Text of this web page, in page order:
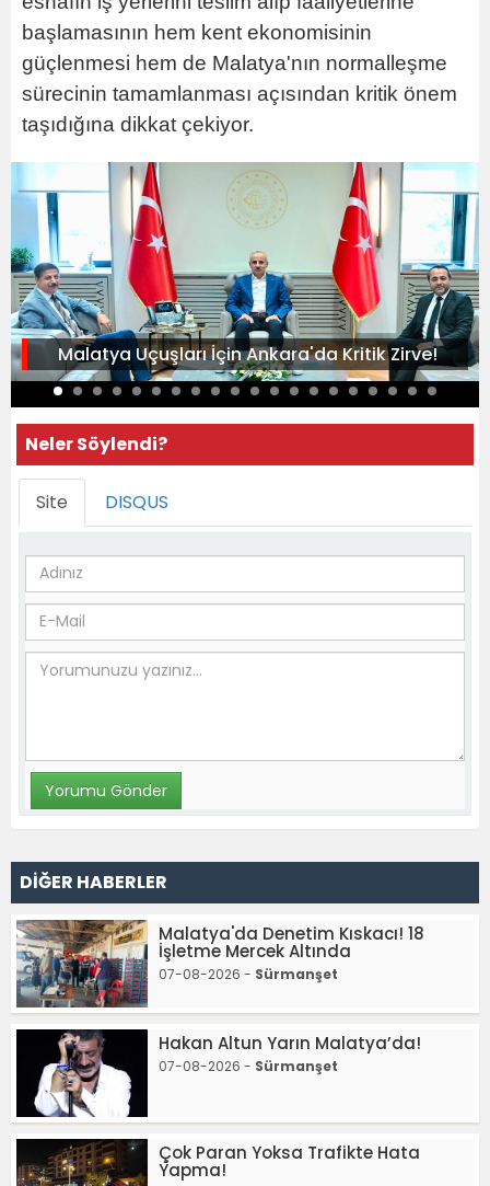
başlamasının hem kent ekonomisinin
güçlenmesi hem de Malatya'nın normalleşme
sürecinin tamamlanması açısından kritik önem
taşıdığına dikkat çekiyor.
Malatya Uçuşları İçin Ankara'da Kritik Zirve!
Neler Söylendi?
Site DISQUS
DİĞER HABERLER
Malatya'da Denetim Kıskacı! 18
İşletme Mercek Altında
07-08-2026 - Sürmanşet
Hakan Altun Yarın Malatya’da!
07-08-2026 - Sürmanşet
Çok Paran Yoksa Trafikte Hata
Yapma!